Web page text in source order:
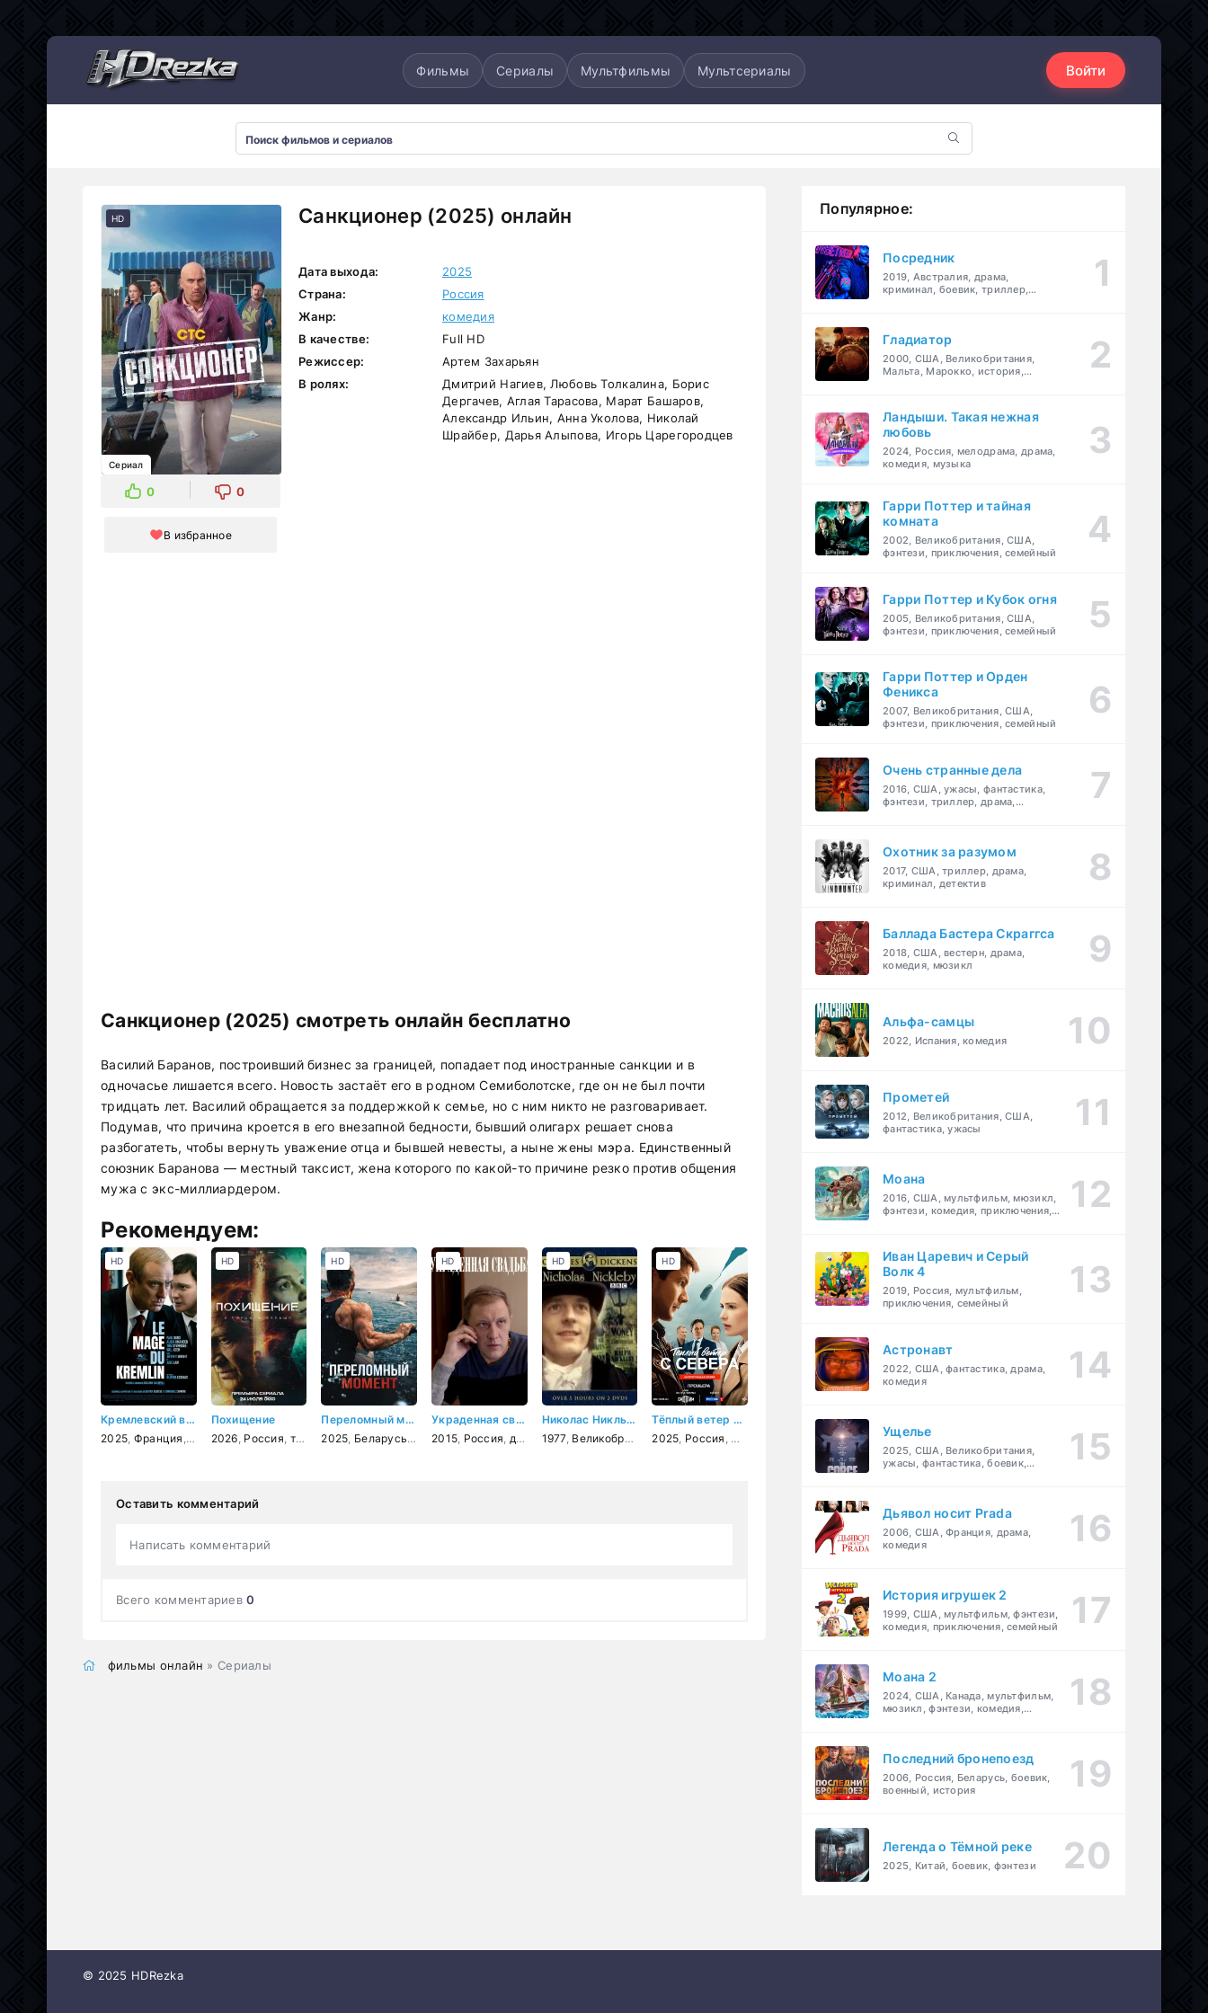
Фильмы Сериалы Мультфильмы Мультсериалы Войти
Санкционер (2025) онлайн
HD
Сериал
0 0
В избранное
Дата выхода:
2025
Страна:
Россия
Жанр:
комедия
В качестве:
Full HD
Режиссер:
Артем Захарьян
В ролях:
Дмитрий Нагиев, Любовь Толкалина, Борис
Дергачев, Аглая Тарасова, Марат Башаров,
Александр Ильин, Анна Уколова, Николай
Шрайбер, Дарья Алыпова, Игорь Царегородцев
Санкционер (2025) смотреть онлайн бесплатно
Василий Баранов, построивший бизнес за границей, попадает под иностранные санкции и в
одночасье лишается всего. Новость застаёт его в родном Семиболотске, где он не был почти
тридцать лет. Василий обращается за поддержкой к семье, но с ним никто не разговаривает.
Подумав, что причина кроется в его внезапной бедности, бывший олигарх решает снова
разбогатеть, чтобы вернуть уважение отца и бывшей невесты, а ныне жены мэра. Единственный
союзник Баранова — местный таксист, жена которого по какой-то причине резко против общения
мужа с экс-миллиардером.
Рекомендуем:
Кремлевский волшебник
2025 Франция США,триллер,драма история
HD
Похищение
2026 Россия триллер ,детектив
HD
Переломный момент
2025 Беларусь, драма,спорт
HD
Украденная свадьба
2015 Россия детектив ,мелодрама
HD
Николас Никльби
1977, Великобритания ,драма
HD
Тёплый ветер с севера
2025 Россия мелодрама
HD
Оставить комментарий
Написать комментарий
Всего комментариев0
фильмы онлайн » Сериалы
Популярное:
Посредник
2019, Австралия, драма,
криминал, боевик, триллер,
Гладиатор
2000, США, Великобритания,
Мальта, Марокко, история,
Ландыши. Такая нежная
любовь
2024, Россия, мелодрама, драма,
комедия, музыка
Гарри Поттер и тайная
комната
2002, Великобритания, США,
фэнтези, приключения, семейный
Гарри Поттер и Кубок огня
2005, Великобритания, США,
фэнтези, приключения, семейный
Гарри Поттер и Орден
Феникса
2007, Великобритания, США,
фэнтези, приключения, семейный
Очень странные дела
2016, США, ужасы, фантастика,
фэнтези, триллер, драма,
Охотник за разумом
2017, США, триллер, драма,
криминал, детектив
Баллада Бастера Скраггса
2018, США, вестерн, драма,
комедия, мюзикл
Альфа-самцы
2022, Испания, комедия
Прометей
2012, Великобритания, США,
фантастика, ужасы
Моана
2016, США, мультфильм, мюзикл,
фэнтези, комедия, приключения,
Иван Царевич и Серый
Волк 4
2019, Россия, мультфильм,
приключения, семейный
Астронавт
2022, США, фантастика, драма,
комедия
Ущелье
2025, США, Великобритания,
ужасы, фантастика, боевик,
Дьявол носит Prada
2006, США, Франция, драма,
комедия
История игрушек 2
1999, США, мультфильм, фэнтези,
комедия, приключения, семейный
Моана 2
2024, США, Канада, мультфильм,
мюзикл, фэнтези, комедия,
Последний бронепоезд
2006, Россия, Беларусь, боевик,
военный, история
Легенда о Тёмной реке
2025, Китай, боевик, фэнтези
© 2025 HDRezka
Мультсериалы